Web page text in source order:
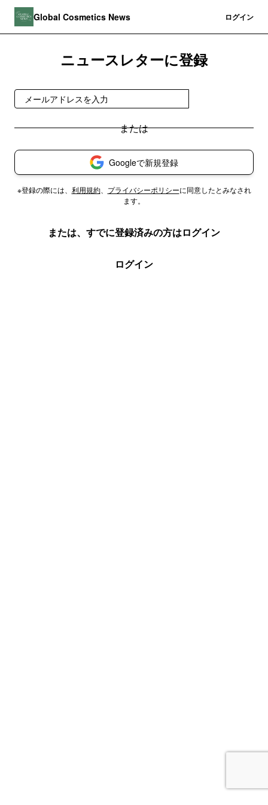
Global Cosmetics News ログイン
ニュースレターに登録
Googleで新規登録
※登録の際には、 利用規約、 プライバシーポリシーに同意したとみなされ
ます。
または、すでに登録済みの方はログイン
ログイン